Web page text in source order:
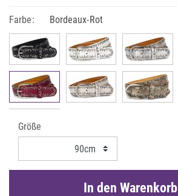
Farbe: Bordeaux-Rot
Größe
In den Warenkorb